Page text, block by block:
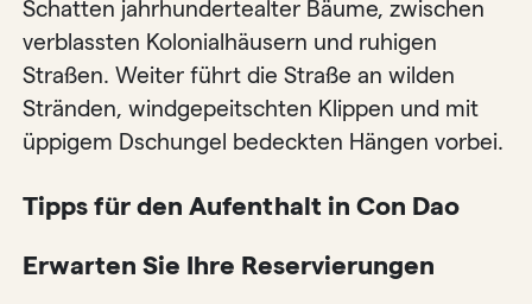
Schatten jahrhundertealter Bäume, zwischen
verblassten Kolonialhäusern und ruhigen
Straßen. Weiter führt die Straße an wilden
Stränden, windgepeitschten Klippen und mit
üppigem Dschungel bedeckten Hängen vorbei.
Tipps für den Aufenthalt in Con Dao
Erwarten Sie Ihre Reservierungen